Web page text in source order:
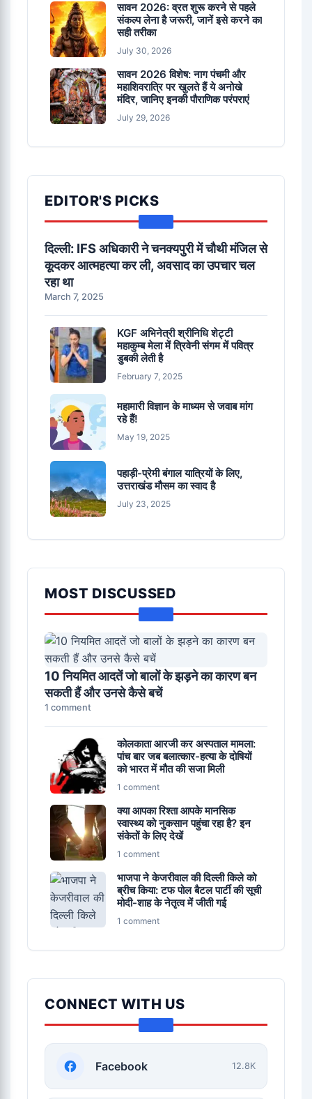
सावन 2026: व्रत शुरू करने से पहले
संकल्प लेना है जरूरी, जानें इसे करने का
सही तरीका
July 30, 2026
सावन 2026 विशेष: नाग पंचमी और
महाशिवरात्रि पर खुलते हैं ये अनोखे
मंदिर, जानिए इनकी पौराणिक परंपराएं
July 29, 2026
EDITOR'S PICKS
दिल्ली: IFS अधिकारी ने चनक्यपुरी में चौथी मंजिल से
कूदकर आत्महत्या कर ली, अवसाद का उपचार चल
रहा था
March 7, 2025
KGF अभिनेत्री श्रीनिधि शेट्टी
महाकुम्ब मेला में त्रिवेनी संगम में पवित्र
डुबकी लेती है
February 7, 2025
महामारी विज्ञान के माध्यम से जवाब मांग
रहे हैं!
May 19, 2025
पहाड़ी-प्रेमी बंगाल यात्रियों के लिए,
उत्तराखंड मौसम का स्वाद है
July 23, 2025
MOST DISCUSSED
10 नियमित आदतें जो बालों के झड़ने का कारण बन
सकती हैं और उनसे कैसे बचें
1 comment
कोलकाता आरजी कर अस्पताल मामला:
पांच बार जब बलात्कार-हत्या के दोषियों
को भारत में मौत की सजा मिली
1 comment
क्या आपका रिश्ता आपके मानसिक
स्वास्थ्य को नुकसान पहुंचा रहा है? इन
संकेतों के लिए देखें
1 comment
भाजपा ने केजरीवाल की दिल्ली किले को
ब्रीच किया: टफ पोल बैटल पार्टी की सूची
मोदी-शाह के नेतृत्व में जीती गई
1 comment
CONNECT WITH US
Facebook 12.8K